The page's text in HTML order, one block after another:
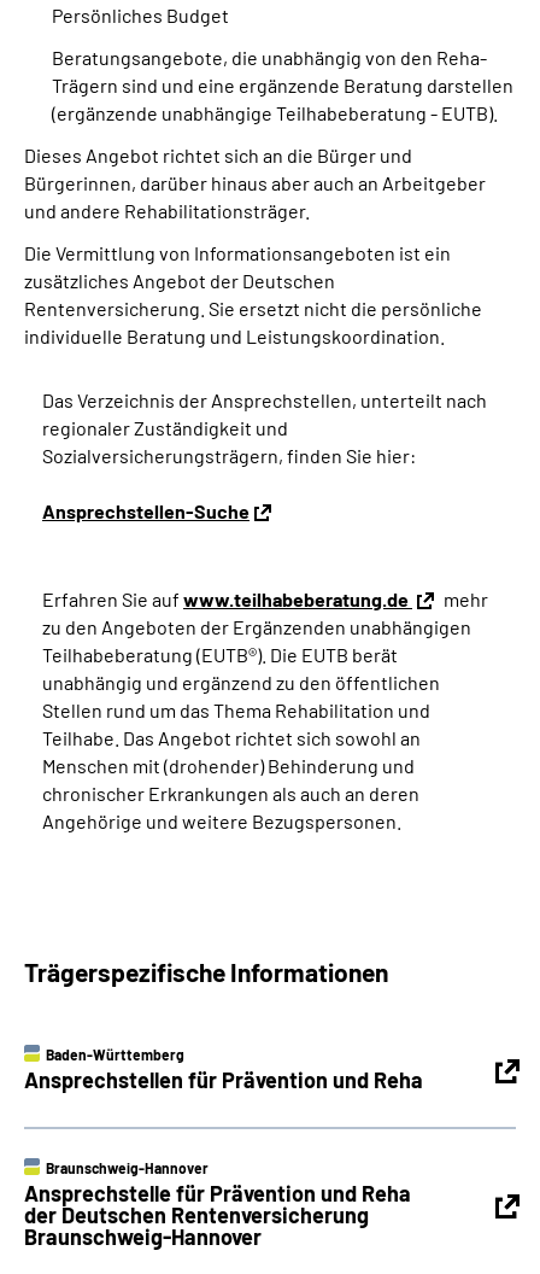
Persönliches Budget
Beratungsangebote, die unabhängig von den Reha-
Trägern sind und eine ergänzende Beratung darstellen
(ergänzende unabhängige Teilhabeberatung - EUTB).
Dieses Angebot richtet sich an die Bürger und
Bürgerinnen, darüber hinaus aber auch an Arbeitgeber
und andere Rehabilitationsträger.
Die Vermittlung von Informationsangeboten ist ein
zusätzliches Angebot der Deutschen
Rentenversicherung. Sie ersetzt nicht die persönliche
individuelle Beratung und Leistungskoordination.
Das Verzeichnis der Ansprechstellen, unterteilt nach
regionaler Zuständigkeit und
Sozialversicherungsträgern, finden Sie hier:
Ansprechstellen-Suche
Erfahren Sie auf www.teilhabeberatung.de
mehr
zu den Angeboten der Ergänzenden unabhängigen
Teilhabeberatung (EUTB®). Die EUTB berät
unabhängig und ergänzend zu den öffentlichen
Stellen rund um das Thema Rehabilitation und
Teilhabe. Das Angebot richtet sich sowohl an
Menschen mit (drohender) Behinderung und
chronischer Erkrankungen als auch an deren
Angehörige und weitere Bezugspersonen.
Trägerspezifische Informationen
Baden-Württemberg
Ansprechstellen für Prävention und Reha
Braunschweig-Hannover
Ansprechstelle für Prävention und Reha
der Deutschen Rentenversicherung
Braunschweig-Hannover